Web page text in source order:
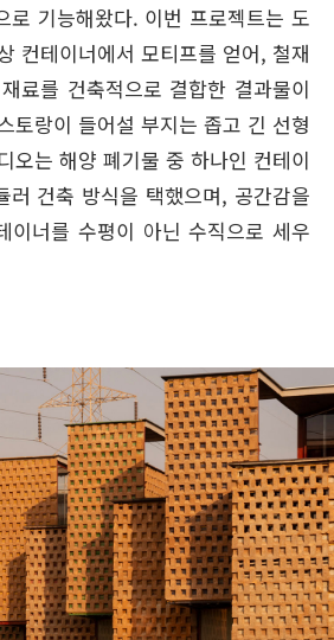
로 기능해왔다. 이번 프로젝트는 도
컨테이너에서 모티프를 얻어, 철재
료를 건축적으로 결합한 결과물이
토랑이 들어설 부지는 좁고 긴 선형
오는 해양 폐기물 중 하나인 컨테이
러 건축 방식을 택했으며, 공간감을
이너를 수평이 아닌 수직으로 세우